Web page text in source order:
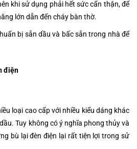
khi sử dụng phải hết sức cẩn thận, để
lớn dẫn đến cháy bàn thờ.
bị sẵn dầu và bấc sẵn trong nhà để
điện
loại cao cấp với nhiều kiểu dáng khác
Tuy không có ý nghĩa phong thủy và
bù lại đèn điện lại rất tiện lợi trong sử